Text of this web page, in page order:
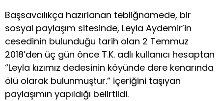
Başsavcılıkça hazırlanan tebliğnamede, bir
sosyal paylaşım sitesinde, Leyla Aydemir’in
cesedinin bulunduğu tarih olan 2 Temmuz
2018’den üç gün önce T.K. adlı kullanıcı hesaptan
“Leyla kızımız dedesinin köyünde dere kenarında
ölü olarak bulunmuştur.” içeriğini taşıyan
paylaşımın yapıldığı belirtildi.